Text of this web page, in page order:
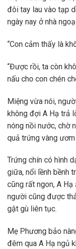
đôi tay lau vào tạp
ngày nay ở nhà
“Con cảm thấy là
“Được rồi, ta còn
nấu cho con chén
Miệng vừa nói,
không đợi A Hạ trả
nóng nồi nước, chờ
quả trứng vàng
Trứng chín có hình
giữa, nổi lềnh bềnh
cũng rất ngon, A Hạ
người cũng được
gật gù liên tục.
Mẹ Phương bảo
đêm qua A Hạ ngủ